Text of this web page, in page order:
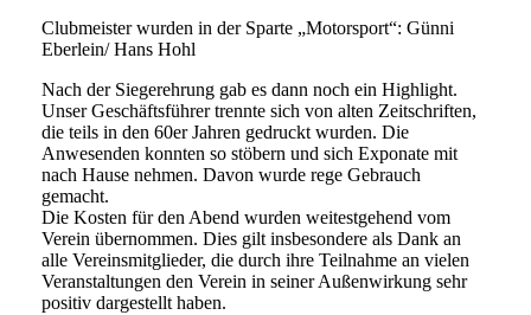
Clubmeister wurden in der Sparte „Motorsport“: Günni
Eberlein/ Hans Hohl
Nach der Siegerehrung gab es dann noch ein Highlight.
Unser Geschäftsführer trennte sich von alten Zeitschriften,
die teils in den 60er Jahren gedruckt wurden. Die
Anwesenden konnten so stöbern und sich Exponate mit
nach Hause nehmen. Davon wurde rege Gebrauch
gemacht.
Die Kosten für den Abend wurden weitestgehend vom
Verein übernommen. Dies gilt insbesondere als Dank an
alle Vereinsmitglieder, die durch ihre Teilnahme an vielen
Veranstaltungen den Verein in seiner Außenwirkung sehr
positiv dargestellt haben.